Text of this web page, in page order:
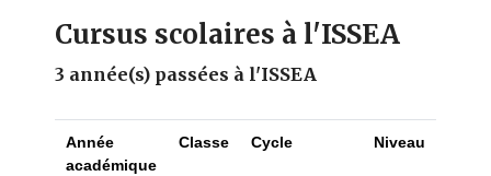
Cursus scolaires à l'ISSEA
3 année(s) passées à l'ISSEA
Année
académique
Classe Cycle Niveau